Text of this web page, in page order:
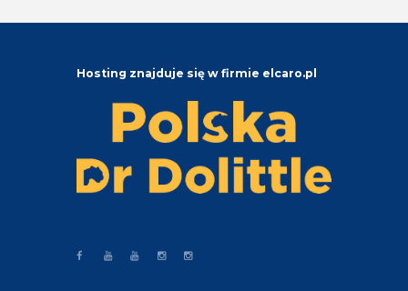
Hosting znajduje się w firmie elcaro.pl